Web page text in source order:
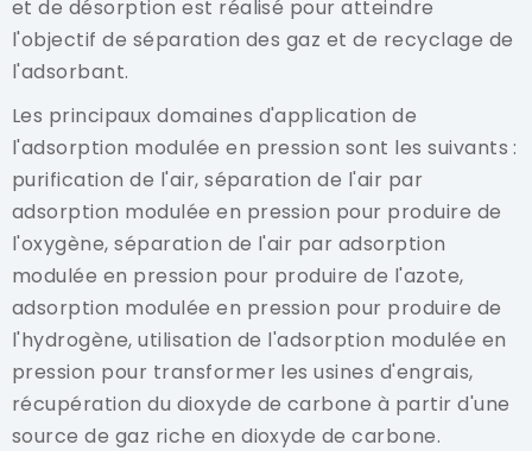
et de désorption est réalisé pour atteindre
l'objectif de séparation des gaz et de recyclage de
l'adsorbant.
Les principaux domaines d'application de
l'adsorption modulée en pression sont les suivants :
purification de l'air, séparation de l'air par
adsorption modulée en pression pour produire de
l'oxygène, séparation de l'air par adsorption
modulée en pression pour produire de l'azote,
adsorption modulée en pression pour produire de
l'hydrogène, utilisation de l'adsorption modulée en
pression pour transformer les usines d'engrais,
récupération du dioxyde de carbone à partir d'une
source de gaz riche en dioxyde de carbone.